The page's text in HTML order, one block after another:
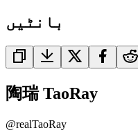
بانٹیں
陶瑞 TaoRay
@realTaoRay